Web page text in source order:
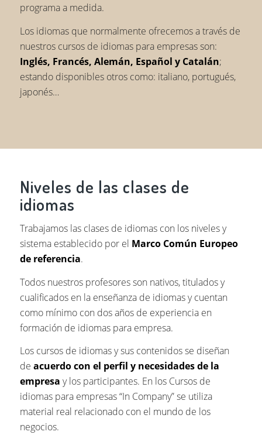
programa a medida.
Los idiomas que normalmente ofrecemos a través de
nuestros cursos de idiomas para empresas son:
Inglés, Francés, Alemán, Español y Catalán;
estando disponibles otros como: italiano, portugués,
japonés…
Niveles de las clases de
idiomas
Trabajamos las clases de idiomas con los niveles y
sistema establecido por el Marco Común Europeo
de referencia.
Todos nuestros profesores son nativos, titulados y
cualificados en la enseñanza de idiomas y cuentan
como mínimo con dos años de experiencia en
formación de idiomas para empresa.
Los cursos de idiomas y sus contenidos se diseñan
de acuerdo con el perfil y necesidades de la
empresa y los participantes. En los Cursos de
idiomas para empresas “In Company” se utiliza
material real relacionado con el mundo de los
negocios.